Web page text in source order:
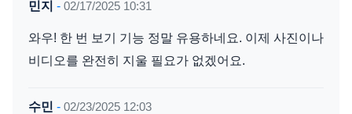
민지 - 02/17/2025 10:31
와우! 한 번 보기 기능 정말 유용하네요. 이제 사진이나
비디오를 완전히 지울 필요가 없겠어요.
수민 - 02/23/2025 12:03